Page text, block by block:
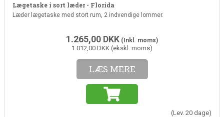
Lægetaske i sort læder - Florida
Læder lægetaske med stort rum, 2 indvendige lommer.
1.265,00 DKK (Inkl. moms)
1.012,00 DKK (ekskl. moms)
LÆS MERE
(Lev. 20 dage)